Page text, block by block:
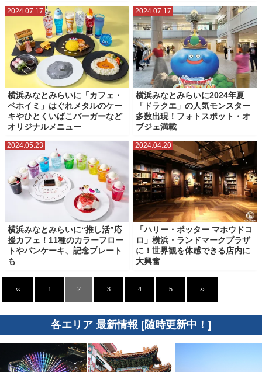
2024.07.17
横浜みなとみらいに「カフェ・
ベホイミ」はぐれメタルのケー
キやひとくいばこバーガーなど
オリジナルメニュー
2024.07.17
横浜みなとみらいに2024年夏
「ドラクエ」の人気モンスター
多数出現！フォトスポット・オ
ブジェ満載
2024.05.23
横浜みなとみらいに“推し活”応
援カフェ！11種のカラーフロー
トやパンケーキ、記念プレート
も
2024.04.20
「ハリー・ポッター マホウドコ
ロ」横浜・ランドマークプラザ
に！世界観を体感できる店内に
大興奮
‹‹ 1 2 3 4 5 ››
各エリア 最新情報 [随時更新中！]